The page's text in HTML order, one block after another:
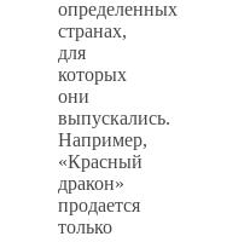
определенных
странах,
для
которых
они
выпускались.
Например,
«Красный
дракон»
продается
только